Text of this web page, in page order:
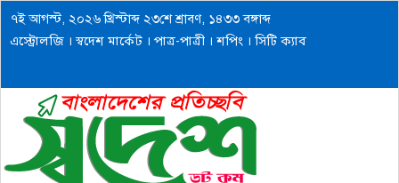
৭ই আগস্ট, ২০২৬ খ্রিস্টাব্দ ২৩শে শ্রাবণ, ১৪৩৩ বঙ্গাব্দ
এস্ট্রোলজি । স্বদেশ মার্কেট । পাত্র-পাত্রী । শপিং । সিটি ক্যাব